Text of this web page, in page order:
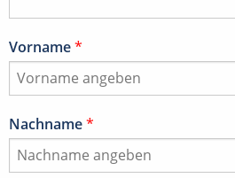
Vorname*
Nachname*